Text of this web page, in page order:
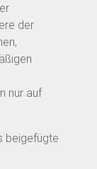
der
nur auf
beigefügte